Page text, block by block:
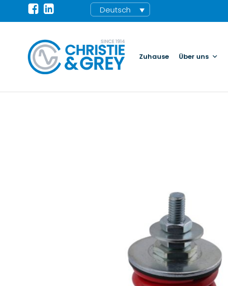
Deutsch
Zuhause Über uns